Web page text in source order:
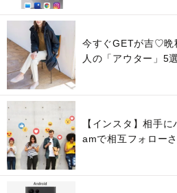
今すぐGETが吉♡晩
人の「アウター」5選
【インスタ】相手
amで相互フォロー